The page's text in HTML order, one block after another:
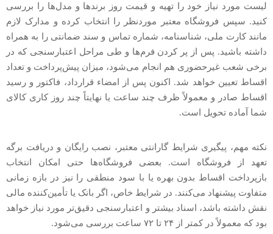
لیست مورد نیاز خود را تهیه و قیمت روز برندها و مدل‌ها را بررسی
کنید. سپس فروشگاه معتبر موردنظر را انتخاب کرده و مدارک لازم
مانند کارت ملی، شناسنامه، شماره تماس و سند ضمانتی را به همراه
داشته باشید. پس از پر کردن فرم‌ها و طی مراحل اعتبارسنجی که در
برخی شعب غیرحضوری هم انجام می‌شود، میزان پیش‌پرداخت و تعداد
اقساط تعیین خواهد شد. اکنون پس از امضاء قرارداد، فاکتور و رسید
اقساط صادر و معمولاً ظرف چند ساعت یا نهایتاً چند روز کاری کالای
شما آماده تحویل است.
نکته مهم، پیگیری شرایط گارانتی معتبر، نصب رایگان و دریافت برگه
تعهد از فروشگاه است. بعضی فروشگاه‌ها حتی امکان انتخاب
بازپرداخت اقساط بدون بهره یا با سود منطقی را نیز در بازه زمانی
متفاوت پیشنهاد می‌کنند. در شرایط خاص، اگر بانک یا تأمین‌کننده مالی
نقش داشته باشد، اسناد بیشتر و اعتبارسنجی دقیق‌تر مورد نیاز خواهد
بود که معمولاً در کمتر از ۲۴ تا ۷۲ ساعت بررسی می‌شود.